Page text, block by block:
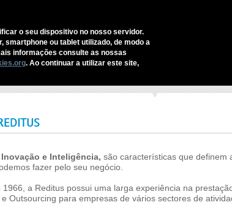
o seu dispositivo no nosso servidor.
smartphone ou tablet utilizado, de modo a
informações consulte as nossas
. Ao continuar a utilizar este site,
SERVIÇOS E SOLUÇÕES SECTORES
e Inteligência, são características que definem
fazer pelo seu negócio.
1966, a Reditus possui uma larga experiência na
e Outsourcing para empresas de vários sectores de